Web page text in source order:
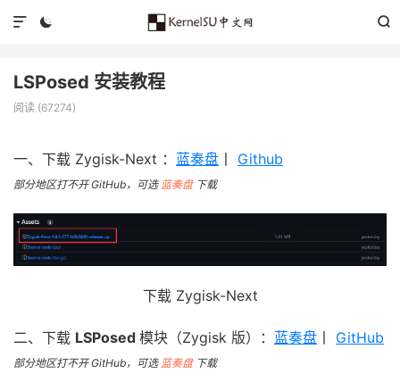



LSPosed 安装教程
阅读 (67274)
一、下载 Zygisk-Next ： 蓝奏盘 Github
部分地区打不开 GitHub，可选 蓝奏盘下载
下载 Zygisk-Next
二、下载 LSPosed 模块（Zygisk 版）： 蓝奏盘 丨 GitHub
部分地区打不开 GitHub，可选 蓝奏盘下载